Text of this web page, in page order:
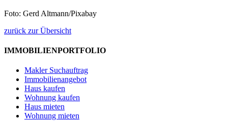
Foto: Gerd Altmann/Pixabay
zurück zur Übersicht
IMMOBILIENPORTFOLIO
Makler Suchauftrag
Immobilienangebot
Haus kaufen
Wohnung kaufen
Haus mieten
Wohnung mieten